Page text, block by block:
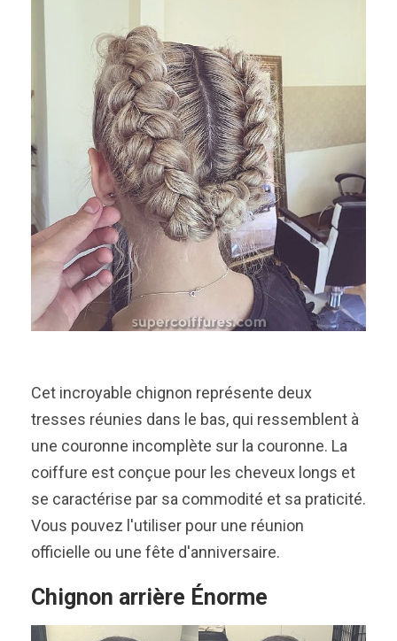
Cet incroyable chignon représente deux
tresses réunies dans le bas, qui ressemblent à
une couronne incomplète sur la couronne. La
coiffure est conçue pour les cheveux longs et
se caractérise par sa commodité et sa praticité.
Vous pouvez l'utiliser pour une réunion
officielle ou une fête d'anniversaire.
Chignon arrière Énorme